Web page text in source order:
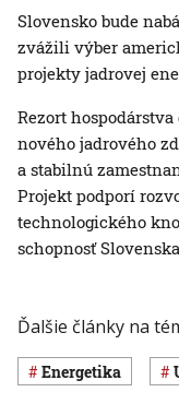
Slovensko bude
zvážili výber
projekty jadrovej
Rezort
nového jadrového
a stabilnú
Projekt podporí
technologického
schopnosť
Ďalšie články na
Energetika